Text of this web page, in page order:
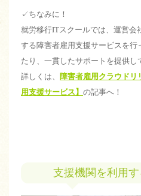
✓ちなみに！
就労移行ITスクールでは、運営会
する障害者雇用支援サービスを行
たり、一貫したサポートを提供し
詳しくは、
障害者雇用クラウド
用支援サービス】 の記事へ！
支援機関を利用